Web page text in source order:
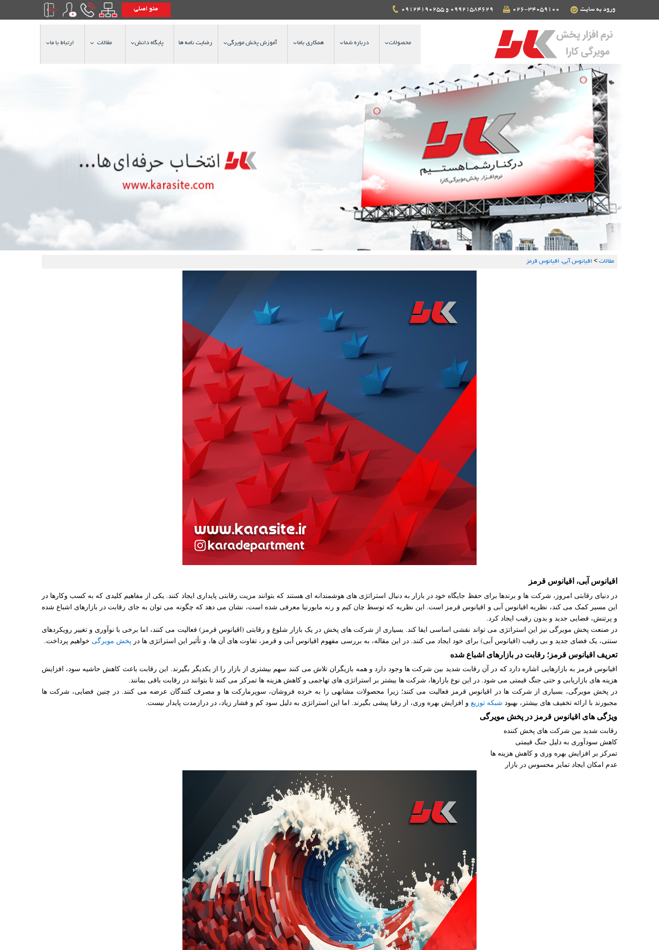
منو اصلی ورود به سایت
محصولات درباره شما همکاری باما آموزش پخش مویرگی رضایت نامه ها پایگاه دانش مقالات ارتباط با ما
مقالات> اقیانوس آبی، اقیانوس قرمز
اقیانوس آبی، اقیانوس قرمز
در دنیای رقابتی امروز، شرکت ها و برندها برای حفظ جایگاه خود در بازار به دنبال استراتژی های هوشمندانه ای هستند که بتوانند مزیت رقابتی پایداری ایجاد کنند. یکی از مفاهیم کلیدی که به کسب وکارها در
این مسیر کمک می کند، نظریه اقیانوس آبی و اقیانوس قرمز است. این نظریه که توسط چان کیم و رنه مابورنیا معرفی شده است، نشان می دهد که چگونه می توان به جای رقابت در بازارهای اشباع شده
و پرتنش، فضایی جدید و بدون رقیب ایجاد کرد.
در صنعت پخش مویرگی نیز این استراتژی می تواند نقشی اساسی ایفا کند. بسیاری از شرکت های پخش در یک بازار شلوغ و رقابتی (اقیانوس قرمز) فعالیت می کنند، اما برخی با نوآوری و تغییر رویکردهای
سنتی، یک فضای جدید و بی رقیب (اقیانوس آبی) برای خود ایجاد می کنند. در این مقاله، به بررسی مفهوم اقیانوس آبی و قرمز، تفاوت های آن ها، و تأثیر این استراتژی ها در پخش مویرگی خواهیم پرداخت.
تعریف اقیانوس قرمز؛ رقابت در بازارهای اشباع شده
اقیانوس قرمز به بازارهایی اشاره دارد که در آن رقابت شدید بین شرکت ها وجود دارد و همه بازیگران تلاش می کنند سهم بیشتری از بازار را از یکدیگر بگیرند. این رقابت باعث کاهش حاشیه سود، افزایش
هزینه های بازاریابی و حتی جنگ قیمتی می شود. در این نوع بازارها، شرکت ها بیشتر بر استراتژی های تهاجمی و کاهش هزینه ها تمرکز می کنند تا بتوانند در رقابت باقی بمانند.
در پخش مویرگی، بسیاری از شرکت ها در اقیانوس قرمز فعالیت می کنند؛ زیرا محصولات مشابهی را به خرده فروشان، سوپرمارکت ها و مصرف کنندگان عرضه می کنند. در چنین فضایی، شرکت ها
مجبورند با ارائه تخفیف های بیشتر، بهبود شبکه توزیعو افزایش بهره وری، از رقبا پیشی بگیرند. اما این استراتژی به دلیل سود کم و فشار زیاد، در درازمدت پایدار نیست.
ویژگی های اقیانوس قرمز در پخش مویرگی
رقابت شدید بین شرکت های پخش کننده
کاهش سودآوری به دلیل جنگ قیمتی
تمرکز بر افزایش بهره وری و کاهش هزینه ها
عدم امکان ایجاد تمایز محسوس در بازار